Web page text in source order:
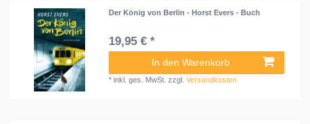
Der König von Berlin - Horst Evers - Buch
19,95 € *
In den Warenkorb
*inkl. ges. MwSt. zzgl.Versandkosten